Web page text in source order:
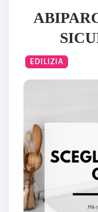
EDILIZIA